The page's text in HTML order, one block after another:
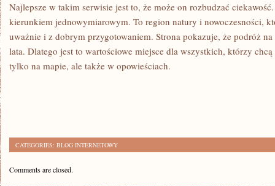
Najlepsze w takim serwisie jest to, że może on rozbudzać
kierunkiem jednowymiarowym. To region natury i nowoczesności,
uważnie i z dobrym przygotowaniem. Strona pokazuje, że podróż
lata. Dlatego jest to wartościowe miejsce dla wszystkich, którzy
tylko na mapie, ale także w opowieściach.
CATEGORIES: BLOG INTERNETOWY
Comments are closed.